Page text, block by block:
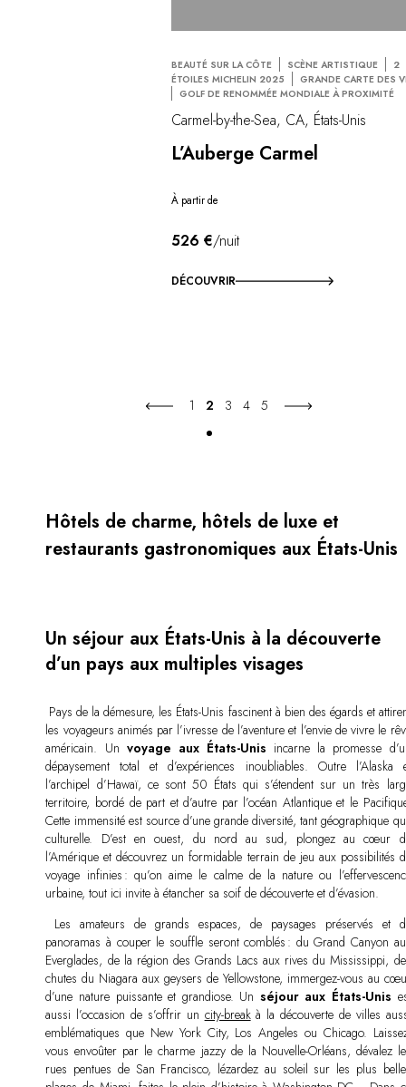
BEAUTÉ SUR LA CÔTE SCÈNE ARTISTIQUE
2
ÉTOILES MICHELIN 2025
GRANDE CARTE DES
GOLF DE RENOMMÉE MONDIALE À PROXIMITÉ
Carmel-by-the-Sea, CA, États-Unis
L’Auberge Carmel
À partir de
526 €/nuit
DÉCOUVRIR
1 2 3 4 5
Hôtels de charme, hôtels de luxe et
restaurants gastronomiques aux États-Unis
Un séjour aux États-Unis à la découverte
d’un pays aux multiples visages
Pays de la démesure, les États-Unis fascinent à bien des égards et
les voyageurs animés par l’ivresse de l’aventure et l’envie de vivre le
américain. Un voyage aux États-Unis incarne la promesse
dépaysement total et d’expériences inoubliables. Outre l’Alaska
l’archipel d’Hawaï, ce sont 50 États qui s’étendent sur un très
territoire, bordé de part et d’autre par l’océan Atlantique et le
Cette immensité est source d’une grande diversité, tant géographique
culturelle. D’est en ouest, du nord au sud, plongez au cœur
l’Amérique et découvrez un formidable terrain de jeu aux possibilités
voyage infinies : qu’on aime le calme de la nature ou
urbaine, tout ici invite à étancher sa soif de découverte et d’évasion.
Les amateurs de grands espaces, de paysages préservés et
panoramas à couper le souffle seront comblés : du Grand Canyon
Everglades, de la région des Grands Lacs aux rives du Mississippi,
chutes du Niagara aux geysers de Yellowstone, immergez-vous au
d’une nature puissante et grandiose. Un séjour aux États-Unis
aussi l’occasion de s’offrir un city-breakà la découverte de villes
emblématiques que New York City, Los Angeles ou Chicago.
vous envoûter par le charme jazzy de la Nouvelle-Orléans, dévalez
rues pentues de San Francisco, lézardez au soleil sur les plus